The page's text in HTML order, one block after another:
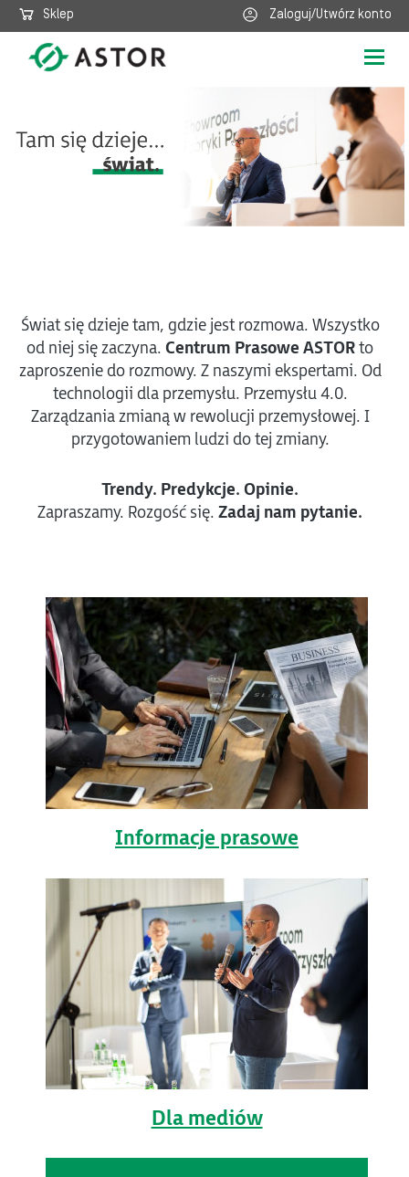
Sklep Zaloguj/Utwórz konto
Świat się dzieje tam, gdzie jest rozmowa. Wszystko
od niej się zaczyna. Centrum Prasowe ASTORto
zaproszenie do rozmowy. Z naszymi ekspertami. Od
technologii dla przemysłu. Przemysłu 4.0.
Zarządzania zmianą w rewolucji przemysłowej. I
przygotowaniem ludzi do tej zmiany.
Trendy. Predykcje. Opinie.
Zapraszamy. Rozgość się. Zadaj nam pytanie.
Informacje prasowe
Dla mediów